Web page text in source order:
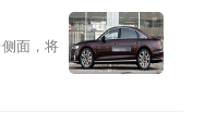
面，将